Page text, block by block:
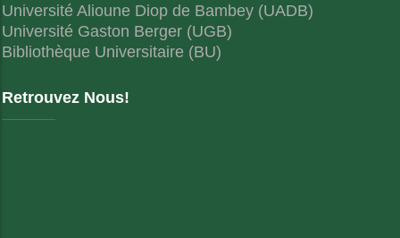
Université Alioune Diop de Bambey (UADB)
Université Gaston Berger (UGB)
Bibliothèque Universitaire (BU)
Retrouvez Nous!